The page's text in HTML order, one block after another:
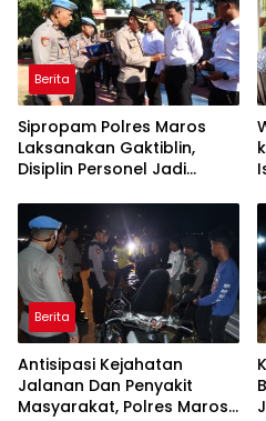
Berita
Sipropam Polres Maros
Laksanakan Gaktiblin,
Disiplin Personel Jadi
Berita
Antisipasi Kejahatan
Jalanan Dan Penyakit
Masyarakat, Polres Maros